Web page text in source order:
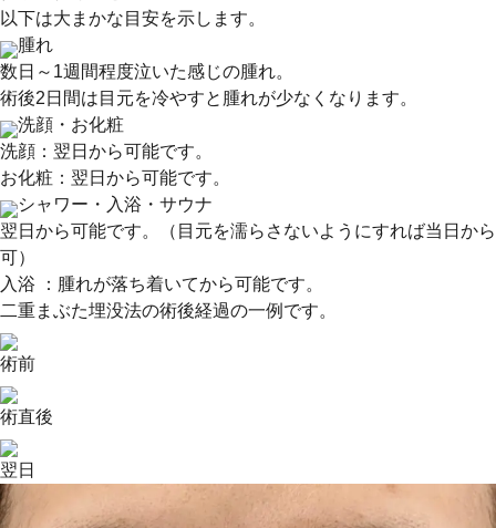
以下は大まかな目安を示します。
腫れ
数日～1週間程度泣いた感じの腫れ。
術後2日間は目元を冷やすと腫れが少なくなります。
洗顔・お化粧
洗顔：翌日から可能です。
お化粧：翌日から可能です。
シャワー・入浴・サウナ
翌日から可能です。（目元を濡らさないようにすれば当日から
可）
入浴 ：腫れが落ち着いてから可能です。
二重まぶた埋没法の術後経過の一例です。
術前
術直後
翌日